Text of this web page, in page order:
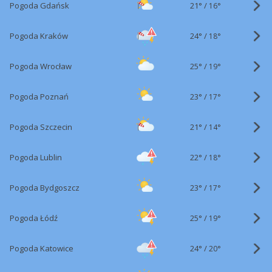
Pogoda Gdańsk 21° / 16°
Pogoda Kraków 24° / 18°
Pogoda Wrocław 25° / 19°
Pogoda Poznań 23° / 17°
Pogoda Szczecin 21° / 14°
Pogoda Lublin 22° / 18°
Pogoda Bydgoszcz 23° / 17°
Pogoda Łódź 25° / 19°
Pogoda Katowice 24° /20°